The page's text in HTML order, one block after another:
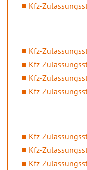
Kfz-
Kfz-
Kfz-
Kfz-
Kfz-
Kfz-
Kfz-
Kfz-